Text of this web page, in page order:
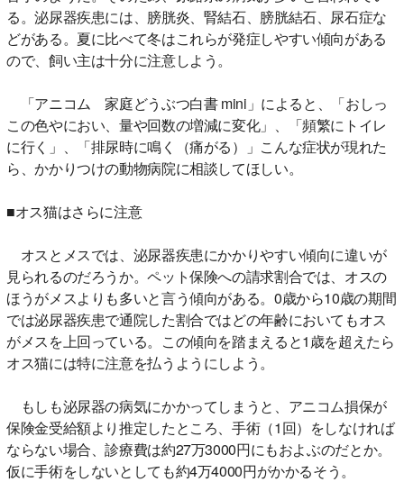
る。泌尿器疾患には、膀胱炎、腎結石、膀胱結石、尿石症な
どがある。夏に比べて冬はこれらが発症しやすい傾向がある
ので、飼い主は十分に注意しよう。
「アニコム 家庭どうぶつ白書 mini」によると、「おしっ
この色やにおい、量や回数の増減に変化」、「頻繁にトイレ
に行く」、「排尿時に鳴く（痛がる）」こんな症状が現れた
ら、かかりつけの動物病院に相談してほしい。
■オス猫はさらに注意
オスとメスでは、泌尿器疾患にかかりやすい傾向に違いが
見られるのだろうか。ペット保険への請求割合では、オスの
ほうがメスよりも多いと言う傾向がある。0歳から10歳の期間
では泌尿器疾患で通院した割合ではどの年齢においてもオス
がメスを上回っている。この傾向を踏まえると1歳を超えたら
オス猫には特に注意を払うようにしよう。
もしも泌尿器の病気にかかってしまうと、アニコム損保が
保険金受給額より推定したところ、手術（1回）をしなければ
ならない場合、診療費は約27万3000円にもおよぶのだとか。
仮に手術をしないとしても約4万4000円がかかるそう。